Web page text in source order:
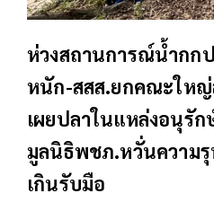
ห่วงสถานการณ์น้ำกก
หนัก-สสส.ยกคณะให
เผยปลาในแหล่งอนุรัก
มูลนิธิพชภ.หวั่นความรุ
เกินรับมือ